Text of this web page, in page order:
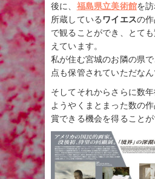
後に、 福島県立美術館を
所蔵している ワイエスの
で観ることができ、とて
えています。
私が住む宮城のお隣の県
点も保管されていただな
そしてそれからさらに数年
ようやくまとまった数の
賞できる機会を得ることが